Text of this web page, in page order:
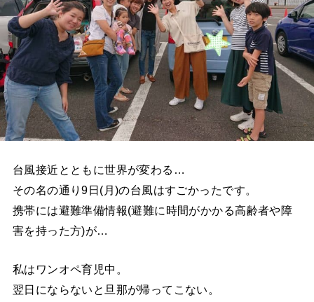
台風接近とともに世界が変わる…
その名の通り9日(月)の台風はすごかったです。
携帯には避難準備情報(避難に時間がかかる高齢者や障
害を持った方)が…
私はワンオペ育児中。
翌日にならないと旦那が帰ってこない。